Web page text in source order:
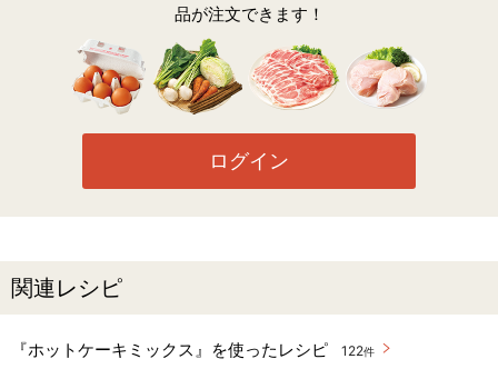
品が注文できます！
ログイン
関連レシピ
『ホットケーキミックス』を使ったレシピ 122件